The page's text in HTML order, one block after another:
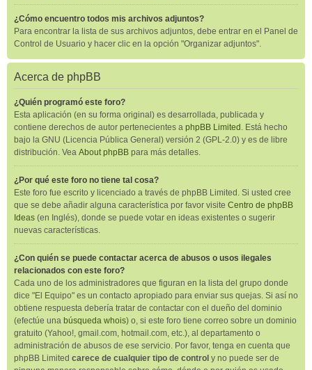
¿Cómo encuentro todos mis archivos adjuntos?
Para encontrar la lista de sus archivos adjuntos, debe entrar en el Panel de
Control de Usuario y hacer clic en la opción "Organizar adjuntos".
Acerca de phpBB
¿Quién programó este foro?
Esta aplicación (en su forma original) es desarrollada, publicada y
contiene derechos de autor pertenecientes a phpBB Limited . Está hecho
bajo la GNU (Licencia Pública General) versión 2 (GPL-2.0) y es de libre
distribución. Vea About phpBB para más detalles.
¿Por qué este foro no tiene tal cosa?
Este foro fue escrito y licenciado a través de phpBB Limited. Si usted cree
que se debe añadir alguna característica por favor visite Centro de phpBB
Ideas (en Inglés), donde se puede votar en ideas existentes o sugerir
nuevas características.
¿Con quién se puede contactar acerca de abusos o usos ilegales
relacionados con este foro?
Cada uno de los administradores que figuran en la lista del grupo donde
dice "El Equipo" es un contacto apropiado para enviar sus quejas. Si así no
obtiene respuesta debería tratar de contactar con el dueño del dominio
(efectúe una búsqueda whois) o, si este foro tiene correo sobre un dominio
gratuito (Yahoo!, gmail.com, hotmail.com, etc.), al departamento o
administración de abusos de ese servicio. Por favor, tenga en cuenta que
phpBB Limited carece de cualquier tipo de control y no puede ser de